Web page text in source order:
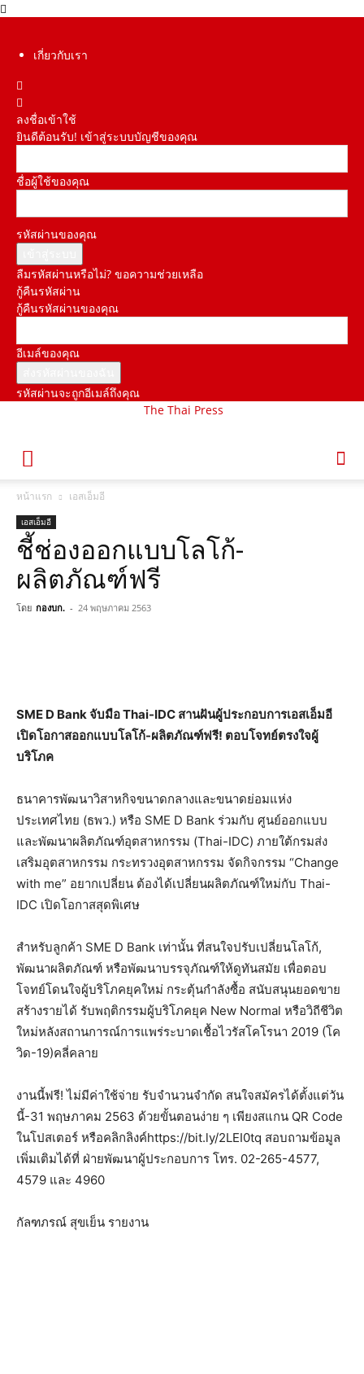
เกี่ยวกับเรา
ลงชื่อเข้าใช้
ยินดีต้อนรับ! เข้าสู่ระบบบัญชีของคุณ
ชื่อผู้ใช้ของคุณ
รหัสผ่านของคุณ
ลืมรหัสผ่านหรือไม่? ขอความช่วยเหลือ
กู้คืนรหัสผ่าน
กู้คืนรหัสผ่านของคุณ
อีเมล์ของคุณ
รหัสผ่านจะถูกอีเมล์ถึงคุณ
The Thai Press
หน้าแรก เอสเอ็มอี
เอสเอ็มอี
ชี้ช่องออกแบบโลโก้-
ผลิตภัณฑ์ฟรี
โดย กองบก. - 24 พฤษภาคม 2563
SME D Bank จับมือ Thai-IDC สานฝันผู้ประกอบการเอสเอ็มอี
เปิดโอกาสออกแบบโลโก้-ผลิตภัณฑ์ฟรี! ตอบโจทย์ตรงใจผู้
บริโภค
ธนาคารพัฒนาวิสาหกิจขนาดกลางและขนาดย่อมแห่ง
ประเทศไทย (ธพว.) หรือ SME D Bank ร่วมกับ ศูนย์ออกแบบ
และพัฒนาผลิตภัณฑ์อุตสาหกรรม (Thai-IDC) ภายใต้กรมส่ง
เสริมอุตสาหกรรม กระทรวงอุตสาหกรรม จัดกิจกรรม “Change
with me” อยากเปลี่ยน ต้องได้เปลี่ยนผลิตภัณฑ์ใหม่กับ Thai-
IDC เปิดโอกาสสุดพิเศษ
สำหรับลูกค้า SME D Bank เท่านั้น ที่สนใจปรับเปลี่ยนโลโก้,
พัฒนาผลิตภัณฑ์ หรือพัฒนาบรรจุภัณฑ์ให้ดูทันสมัย เพื่อตอบ
โจทย์โดนใจผู้บริโภคยุคใหม่ กระตุ้นกำลังซื้อ สนับสนุนยอดขาย
สร้างรายได้ รับพฤติกรรมผู้บริโภคยุค New Normal หรือวิถีชีวิต
ใหม่หลังสถานการณ์การแพร่ระบาดเชื้อไวรัสโคโรนา 2019 (โค
วิด-19)คลี่คลาย
งานนี้ฟรี! ไม่มีค่าใช้จ่าย รับจำนวนจำกัด สนใจสมัครได้ตั้งแต่วัน
นี้-31 พฤษภาคม 2563 ด้วยขั้นตอนง่าย ๆ เพียงสแกน QR Code
ในโปสเตอร์ หรือคลิกลิงค์https://bit.ly/2LEI0tq สอบถามข้อมูล
เพิ่มเติมได้ที่ ฝ่ายพัฒนาผู้ประกอบการ โทร. 02-265-4577,
4579 และ 4960
กัลฑภรณ์ สุขเย็น รายงาน